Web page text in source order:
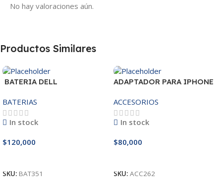
No hay valoraciones aún.
Productos Similares
BATERIA DELL
3521/5421/3425 14.8V
BATERIAS
In stock
$120,000
SKU: BAT351
ADAPTADOR PARA IPHONE
ACCESORIOS
In stock
$80,000
SKU: ACC262